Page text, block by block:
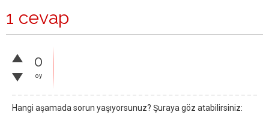
1 cevap
0
oy
Hangi aşamada sorun yaşıyorsunuz? Şuraya göz atabilirsiniz: